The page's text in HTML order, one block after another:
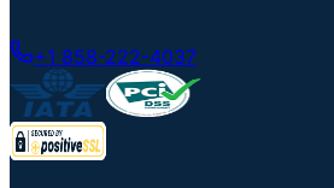
+1 858-222-4037